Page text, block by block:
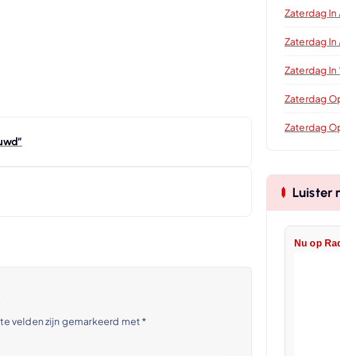
velden zijn gemarkeerd met*
Zaterdag In
Zaterdag In
Zaterdag In
Zaterdag
Zaterdag
Luister
Nu op